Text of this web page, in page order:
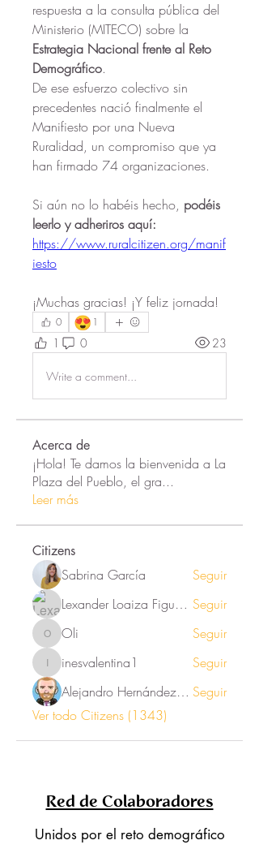
respuesta a la consulta pública del
Ministerio (MITECO) sobre la
Estrategia Nacional frente al Reto
Demográfico.
De ese esfuerzo colectivo sin
precedentes nació finalmente el
Manifiesto por una Nueva
Ruralidad, un compromiso que ya
han firmado 74 organizaciones.
Si aún no lo habéis hecho, podéis
leerlo y adheriros aquí:
https://www.ruralcitizen.org/manif
iesto
¡Muchas gracias! ¡Y feliz jornada!
0 😍 1
1 0 23
Write a comment...
Acerca de
¡Hola! Te damos la bienvenida a La
Plaza del Pueblo, el gra...
Leer más
Citizens
Sabrina García
Seguir
Lexander Loaiza Figueroa Seguir
Oli Oli Seguir
inesvalentina1
inesvalentina1
Seguir
Alejandro Hernández Renner Seguir
Ver todo Citizens (1343)
Red de Colaboradores
Unidos por el reto demográfico